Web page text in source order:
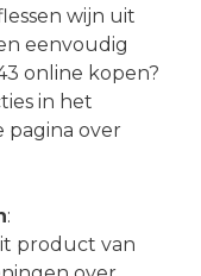
wijn uit
eenvoudig
online kopen?
in het
pagina over
:
product van